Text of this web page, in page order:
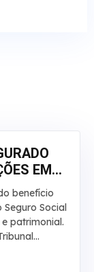
EM
benefício
Social
patrimonial.
por danos